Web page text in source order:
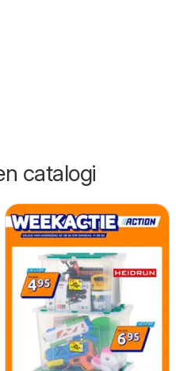
catalogi